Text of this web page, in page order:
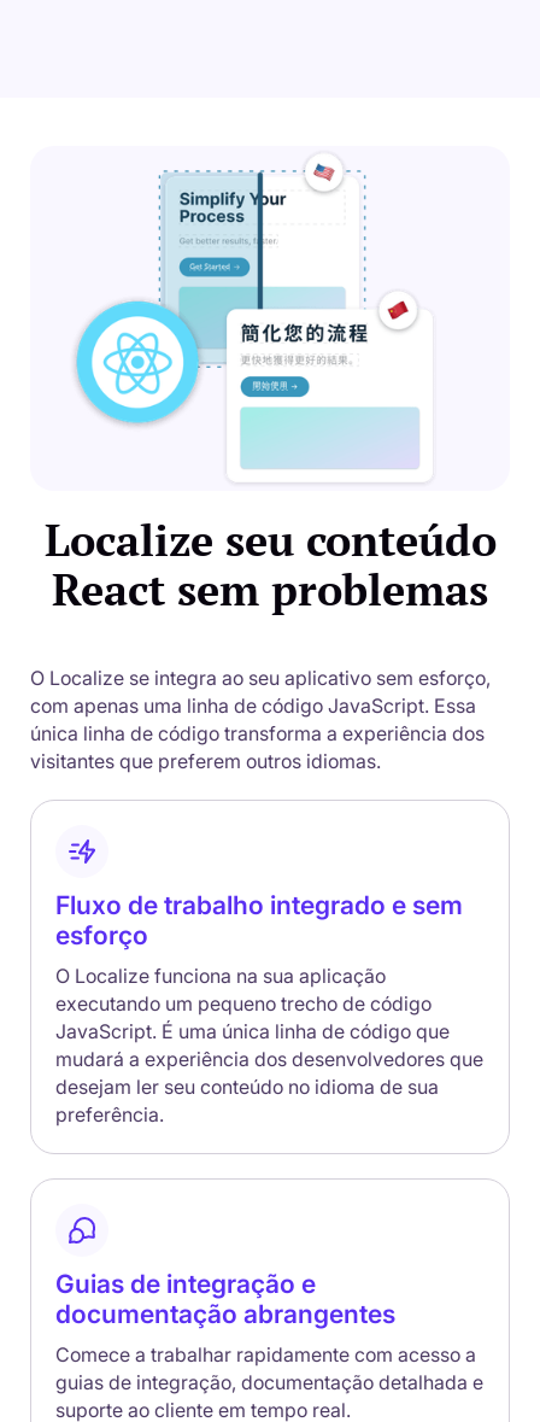
Localize seu conteúdo
React sem problemas
O Localize se integra ao seu aplicativo sem esforço,
com apenas uma linha de código JavaScript. Essa
única linha de código transforma a experiência dos
visitantes que preferem outros idiomas.
Fluxo de trabalho integrado e sem
esforço
O Localize funciona na sua aplicação
executando um pequeno trecho de código
JavaScript. É uma única linha de código que
mudará a experiência dos desenvolvedores que
desejam ler seu conteúdo no idioma de sua
preferência.
Guias de integração e
documentação abrangentes
Comece a trabalhar rapidamente com acesso a
guias de integração, documentação detalhada e
suporte ao cliente em tempo real.